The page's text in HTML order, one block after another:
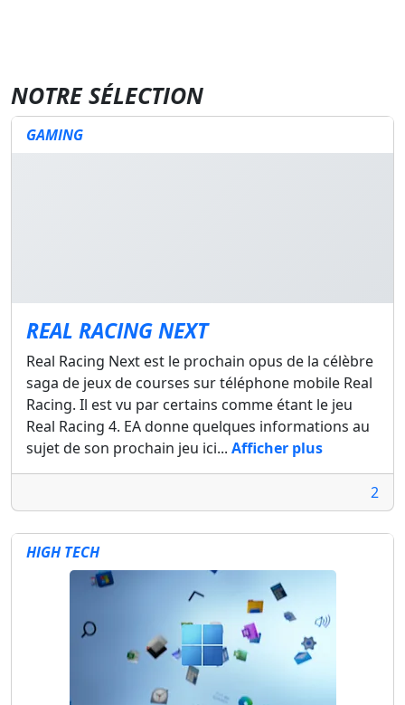
NOTRE SÉLECTION
GAMING
REAL RACING NEXT
Real Racing Next est le prochain opus de la célèbre
saga de jeux de courses sur téléphone mobile Real
Racing. Il est vu par certains comme étant le jeu
Real Racing 4. EA donne quelques informations au
sujet de son prochain jeu ici... Afficher plus
2
HIGH TECH